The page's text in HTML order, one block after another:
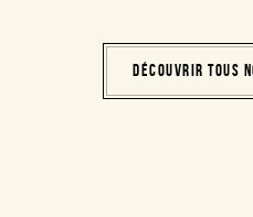
DÉCOUVRIR TOUS